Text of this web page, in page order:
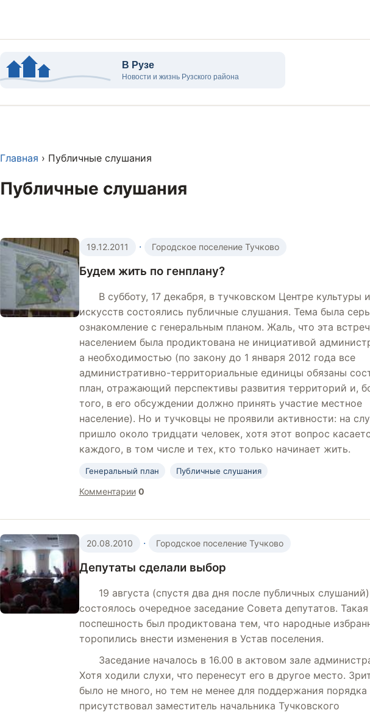
Главная › Публичные слушания
Публичные слушания
19.12.2011 · Городское поселение Тучково
Будем жить по генплану?
В субботу, 17 декабря, в тучковском Центре культуры и
искусств состоялись публичные слушания. Тема была
ознакомление с генеральным планом. Жаль, что эта
населением была продиктована не инициативой
а необходимостью (по закону до 1 января 2012 года все
административно-территориальные единицы обязаны
план, отражающий перспективы развития территорий и,
того, в его обсуждении должно принять участие местное
население). Но и тучковцы не проявили активности: на
пришло около тридцати человек, хотя этот вопрос
каждого, в том числе и тех, кто только начинает жить.
Генеральный план Публичные слушания
Комментарии 0
20.08.2010 · Городское поселение Тучково
Депутаты сделали выбор
19 августа (спустя два дня после публичных слушаний)
состоялось очередное заседание Cовета депутатов. Такая
поспешность был продиктована тем, что народные
торопились внести изменения в Устав поселения.
Заседание началось в 16.00 в актовом зале
Хотя ходили слухи, что перенесут его в другое место.
было не много, но тем не менее для поддержания порядка
присутствовал заместитель начальника Тучковского